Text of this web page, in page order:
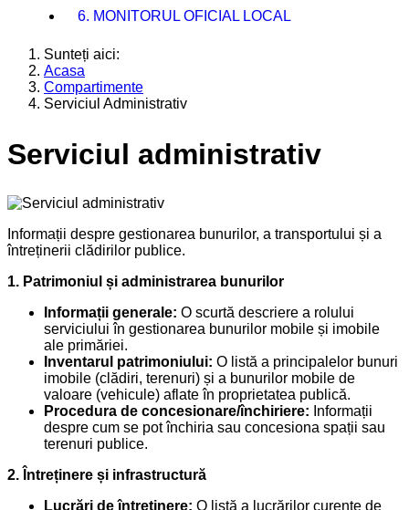
6. MONITORUL OFICIAL LOCAL
Sunteți aici:
Acasa
Compartimente
Serviciul Administrativ
Serviciul administrativ
Informații despre gestionarea bunurilor, a transportului și a
întreținerii clădirilor publice.
1. Patrimoniul și administrarea bunurilor
Informații generale: O scurtă descriere a rolului
serviciului în gestionarea bunurilor mobile și imobile
ale primăriei.
Inventarul patrimoniului: O listă a principalelor bunuri
imobile (clădiri, terenuri) și a bunurilor mobile de
valoare (vehicule) aflate în proprietatea publică.
Procedura de concesionare/închiriere: Informații
despre cum se pot închiria sau concesiona spații sau
terenuri publice.
2. Întreținere și infrastructură
Lucrări de întreținere: O listă a lucrărilor curente de